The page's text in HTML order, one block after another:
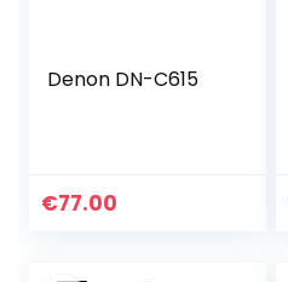
Denon DN-C615
€77.00